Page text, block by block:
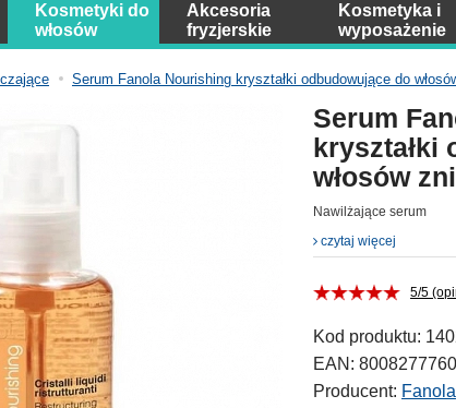
Kosmetyki do
włosów
Akcesoria
fryzjerskie
Kosmetyka i
wyposażenie
Serum Fanola Nourishing kryształki odbudowujące do
Serum
kryształki
włosów
Nawilżające serum
czytaj więcej
5/5
Kod produktu:
EAN:
Producent: Fanola